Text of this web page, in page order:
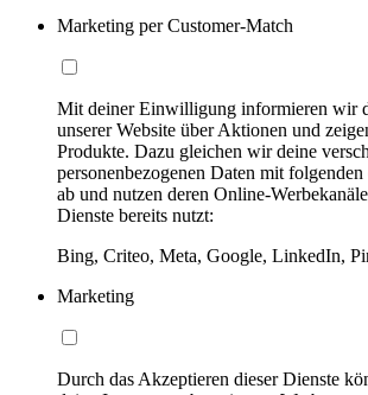
Marketing per Customer-Match
Mit deiner Einwilligung informieren wir
unserer Website über Aktionen und
Produkte. Dazu gleichen wir deine
personenbezogenen Daten mit
ab und nutzen deren Online-
Dienste bereits nutzt:
Bing, Criteo, Meta, Google, LinkedIn,
Marketing
Durch das Akzeptieren dieser Dienste